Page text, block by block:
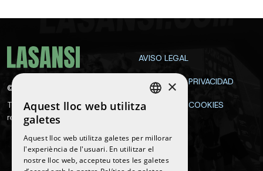
©
Todos los derechos
reservados
AVISO LEGAL
POLÍTICA DE PRIVACIDAD
POLÍTICA DE COOKIES
CATALAN
×
Aquest lloc web utilitza
galetes
Aquest lloc web utilitza galetes per millorar
l'experiència de l'usuari. En utilitzar el
nostre lloc web, accepteu totes les galetes